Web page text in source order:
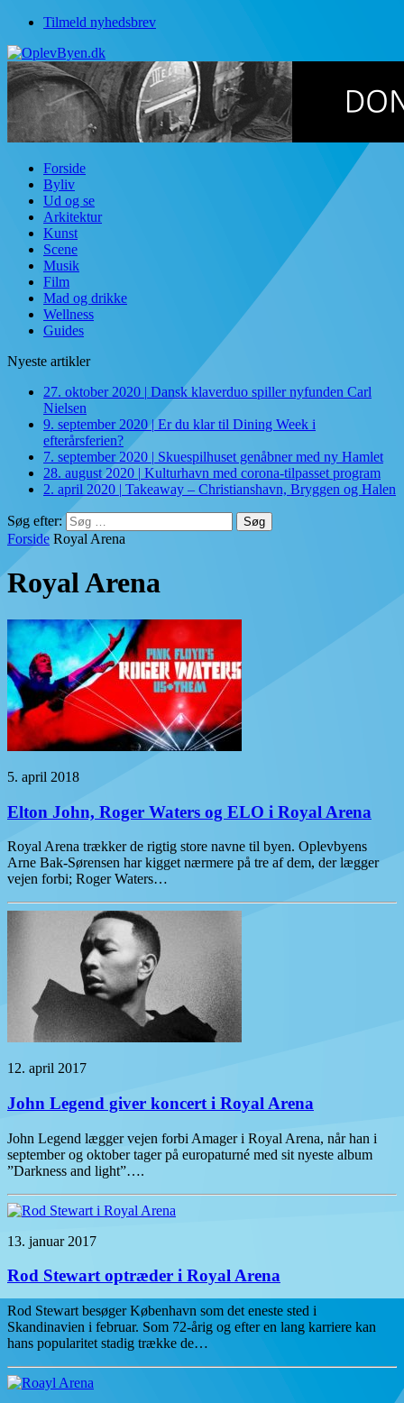
Tilmeld nyhedsbrev
Forside
Byliv
Ud og se
Arkitektur
Kunst
Scene
Musik
Film
Mad og drikke
Wellness
Guides
Nyeste artikler
27. oktober 2020 | Dansk klaverduo spiller nyfunden Carl
Nielsen
9. september 2020 | Er du klar til Dining Week i
efterårsferien?
7. september 2020 | Skuespilhuset genåbner med ny Hamlet
28. august 2020 | Kulturhavn med corona-tilpasset program
2. april 2020 | Takeaway – Christianshavn, Bryggen og Halen
Søg efter:
Forside Royal Arena
Royal Arena
5. april 2018
Elton John, Roger Waters og ELO i Royal Arena
Royal Arena trækker de rigtig store navne til byen. Oplevbyens
Arne Bak-Sørensen har kigget nærmere på tre af dem, der lægger
vejen forbi; Roger Waters…
12. april 2017
John Legend giver koncert i Royal Arena
John Legend lægger vejen forbi Amager i Royal Arena, når han i
september og oktober tager på europaturné med sit nyeste album
”Darkness and light”….
13. januar 2017
Rod Stewart optræder i Royal Arena
Rod Stewart besøger København som det eneste sted i
Skandinavien i februar. Som 72-årig og efter en lang karriere kan
hans popularitet stadig trække de…